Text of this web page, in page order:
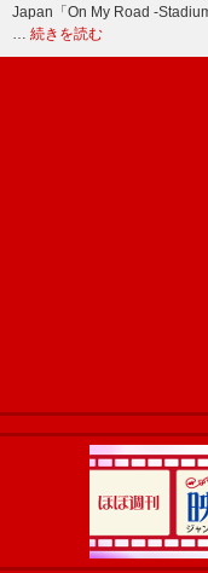
Japan「On My Road -
… 続きを読む